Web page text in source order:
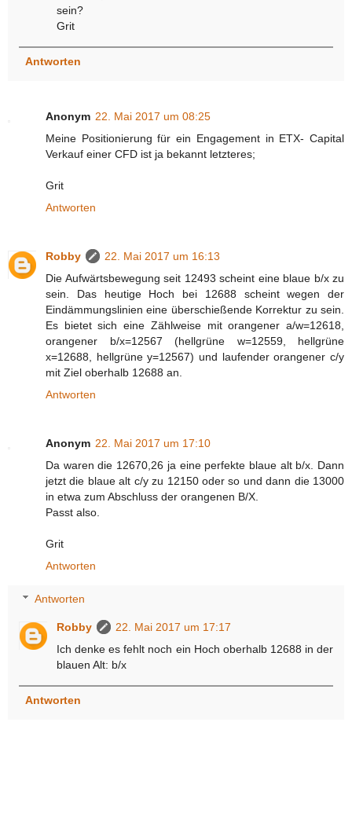
sein?
Grit
Antworten
Anonym 22. Mai 2017 um 08:25
Meine Positionierung für ein Engagement in ETX- Capital
Verkauf einer CFD ist ja bekannt letzteres;
Grit
Antworten
Robby
22. Mai 2017 um 16:13
Die Aufwärtsbewegung seit 12493 scheint eine blaue b/x zu
sein. Das heutige Hoch bei 12688 scheint wegen der
Eindämmungslinien eine überschießende Korrektur zu sein.
Es bietet sich eine Zählweise mit orangener a/w=12618,
orangener b/x=12567 (hellgrüne w=12559, hellgrüne
x=12688, hellgrüne y=12567) und laufender orangener c/y
mit Ziel oberhalb 12688 an.
Antworten
Anonym 22. Mai 2017 um 17:10
Da waren die 12670,26 ja eine perfekte blaue alt b/x. Dann
jetzt die blaue alt c/y zu 12150 oder so und dann die 13000
in etwa zum Abschluss der orangenen B/X.
Passt also.
Grit
Antworten
Antworten
Robby
22. Mai 2017 um 17:17
Ich denke es fehlt noch ein Hoch oberhalb 12688 in der
blauen Alt: b/x
Antworten